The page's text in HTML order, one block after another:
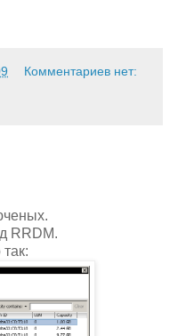
Комментариев нет:
RRDM.